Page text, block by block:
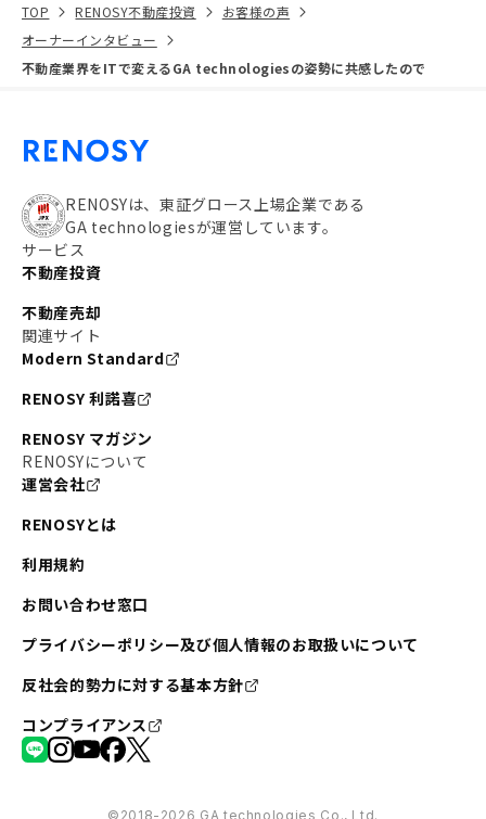
TOP RENOSY不動産投資
お客様の声
オーナーインタビュー
不動産業界をITで変えるGA technologiesの姿勢に共感したので
RENOSYは、東証グロース上場企業である
GA technologiesが運営しています。
サービス
不動産投資
不動産売却
関連サイト
Modern Standard
RENOSY 利諾喜
RENOSY マガジン
RENOSYについて
運営会社
RENOSYとは
利用規約
お問い合わせ窓口
プライバシーポリシー及び個人情報のお取扱いについて
反社会的勢力に対する基本方針
コンプライアンス
©︎2018-2026 GA technologies Co., Ltd.